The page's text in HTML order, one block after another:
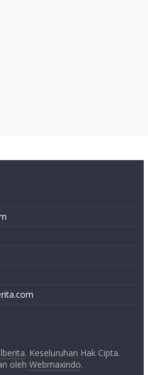
. Keseluruhan Hak Cipta.
oleh Webmaxindo.